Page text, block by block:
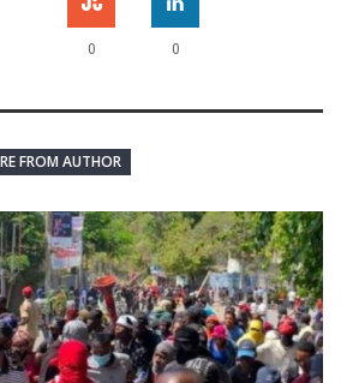
0 0
FROM AUTHOR